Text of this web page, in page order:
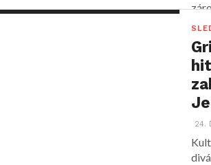
24.